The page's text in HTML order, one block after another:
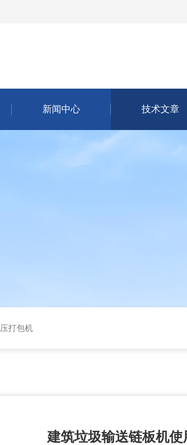
新闻中心 技术文章
打包机
建筑垃圾输送链板机